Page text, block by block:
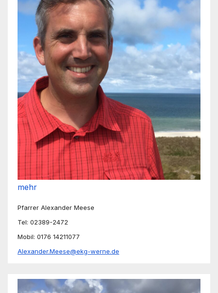
mehr
Pfarrer Alexander Meese
Tel: 02389-2472
Mobil: 0176 14211077
Alexander.Meese@ekg-werne.de